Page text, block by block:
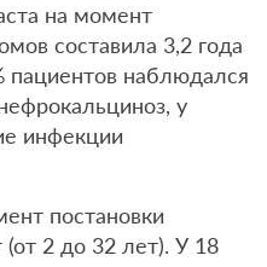
на момент
составила 3,2 года
пациентов наблюдался
у
инфекции
постановки
(от 2 до 32 лет). У 18